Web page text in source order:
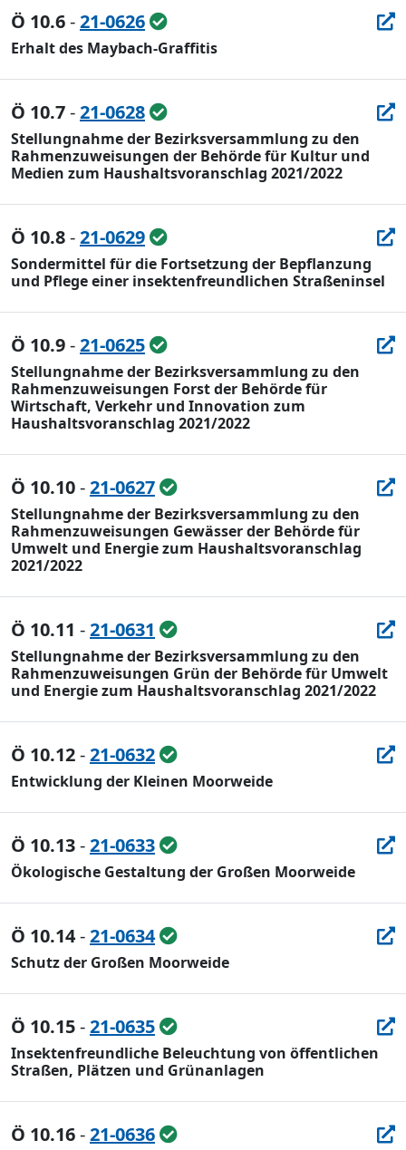
Ö 10.6-21-0626
Erhalt des Maybach-Graffitis
Ö 10.7-21-0628
Stellungnahme der Bezirksversammlung zu den
Rahmenzuweisungen der Behörde für Kultur und
Medien zum Haushaltsvoranschlag 2021/2022
Ö 10.8-21-0629
Sondermittel für die Fortsetzung der Bepflanzung
und Pflege einer insektenfreundlichen Straßeninsel
Ö 10.9-21-0625
Stellungnahme der Bezirksversammlung zu den
Rahmenzuweisungen Forst der Behörde für
Wirtschaft, Verkehr und Innovation zum
Haushaltsvoranschlag 2021/2022
Ö 10.10-21-0627
Stellungnahme der Bezirksversammlung zu den
Rahmenzuweisungen Gewässer der Behörde für
Umwelt und Energie zum Haushaltsvoranschlag
2021/2022
Ö 10.11 -21-0631
Stellungnahme der Bezirksversammlung zu den
Rahmenzuweisungen Grün der Behörde für Umwelt
und Energie zum Haushaltsvoranschlag 2021/2022
Ö 10.12-21-0632
Entwicklung der Kleinen Moorweide
Ö 10.13-21-0633
Ökologische Gestaltung der Großen Moorweide
Ö 10.14-21-0634
Schutz der Großen Moorweide
Ö 10.15-21-0635
Insektenfreundliche Beleuchtung von öffentlichen
Straßen, Plätzen und Grünanlagen
Ö 10.16-21-0636